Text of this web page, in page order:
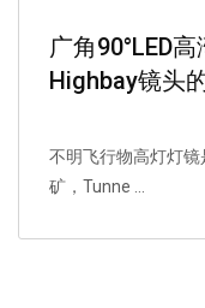
广角90°LED
Highbay镜头
不明飞行物高灯灯
矿，Tunne ...